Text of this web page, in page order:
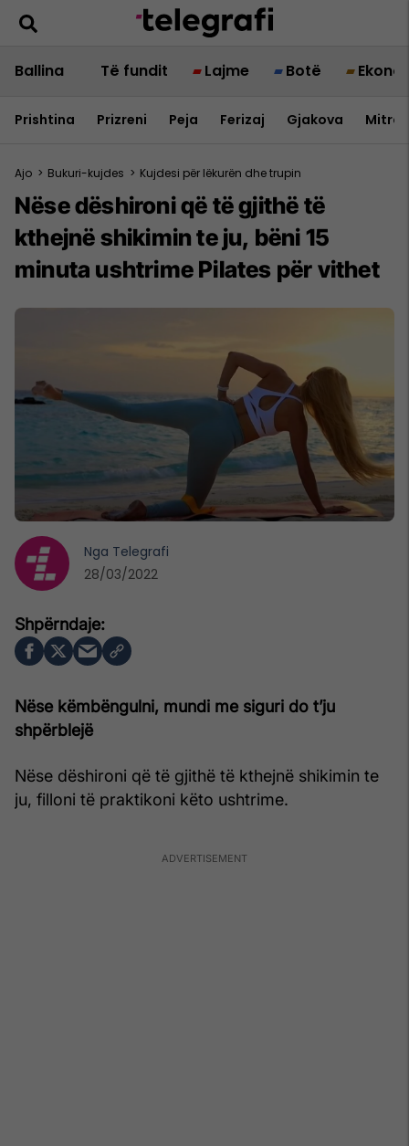
Ballina Të fundit Lajme Botë
Prishtina Prizreni Peja Ferizaj Gjakova
Ajo > Bukuri-kujdes > Kujdesi për lëkurën dhe trupin
Nëse dëshironi që të gjithë të
kthejnë shikimin te ju, bëni 15
minuta ushtrime Pilates për vithet
Nëse këmbëngulni, mundi me siguri do t’ju
shpërblejë
Nëse dëshironi që të gjithë të kthejnë shikimin te
ju, filloni të praktikoni këto ushtrime.
Nga Telegrafi
28/03/2022